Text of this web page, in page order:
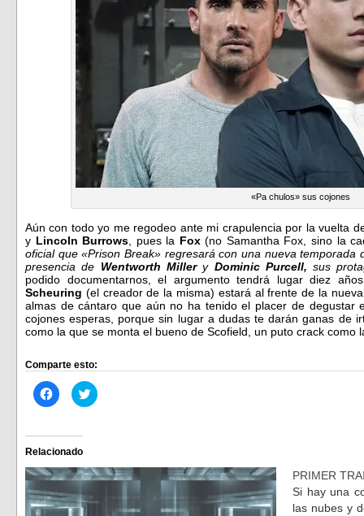
«Pa chulos» sus cojones
Aún con todo yo me regodeo ante mi crapulencia por la vuelta
y Lincoln Burrows , pues la Fox(no Samantha Fox, sino la
oficial que «Prison Break» regresará con una nueva
presencia de Wentworth Millery Dominic Purcell, sus
podido documentarnos, el argumento tendrá lugar diez
Scheuring (el creador de la misma) estará al frente de la
almas de cántaro que aún no ha tenido el placer de degustar
cojones esperas, porque sin lugar a dudas te darán ganas de
como la que se monta el bueno de Scofield, un puto crack
Comparte esto:
Haz
clic
Facebook
(Se
abre
en
una
ventana
nueva)
Haz
clic
en
una
nueva)
Relacionado
PRIMER
Si hay una
las nubes y